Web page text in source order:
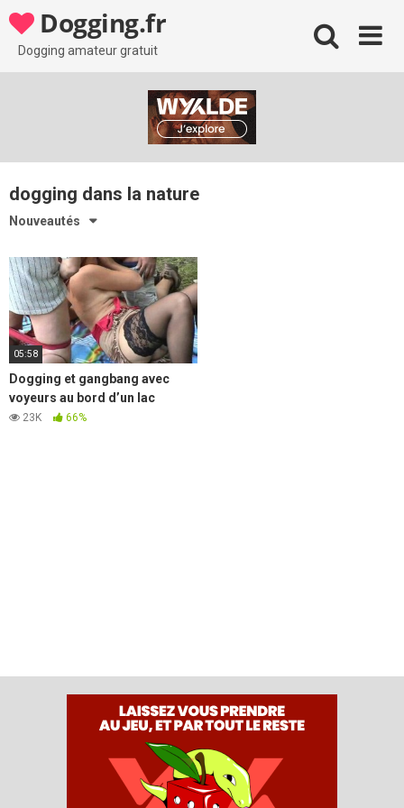
to
content
Dogging.fr
Dogging amateur gratuit
dogging dans la nature
Nouveautés
05:58
Dogging et gangbang avec
voyeurs au bord d’un lac
23K 66%